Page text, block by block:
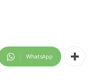
WhatsApp